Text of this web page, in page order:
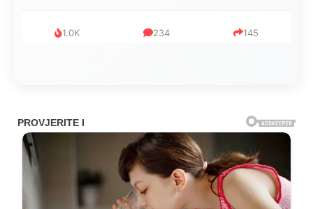
999 321 234